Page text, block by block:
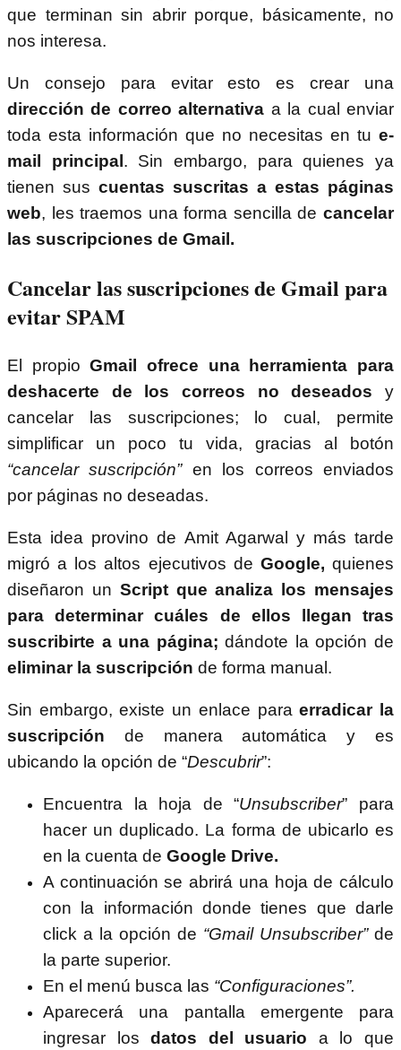
que terminan sin abrir porque, básicamente, no
nos interesa.
Un consejo para evitar esto es crear una
dirección de correo alternativa a la cual enviar
toda esta información que no necesitas en tu e-
mail principal . Sin embargo, para quienes ya
tienen sus cuentas suscritas a estas páginas
web, les traemos una forma sencilla de cancelar
las suscripciones de Gmail.
Cancelar las suscripciones de Gmail para
evitar SPAM
El propioGmail ofrece una herramienta para
deshacerte de los correos no deseados y
cancelar las suscripciones; lo cual, permite
simplificar un poco tu vida, gracias al botón
“cancelar suscripción” en los correos enviados
por páginas no deseadas.
Esta idea provino de Amit Agarwal y más tarde
migró a los altos ejecutivos de Google, quienes
diseñaron un Script que analiza los mensajes
para determinar cuáles de ellos llegan tras
suscribirte a una página;dándote la opción de
eliminar la suscripción de forma manual.
Sin embargo, existe un enlace paraerradicar la
suscripción de manera automática y es
ubicando la opción de “Descubrir”:
Encuentra la hoja de “Unsubscriber” para
hacer un duplicado. La forma de ubicarlo es
en la cuenta de Google Drive.
A continuación se abrirá una hoja de cálculo
con la información donde tienes que darle
click a la opción de “Gmail Unsubscriber”de
la parte superior.
En el menú busca las “Configuraciones”.
Aparecerá una pantalla emergente para
ingresar losdatos del usuario a lo que